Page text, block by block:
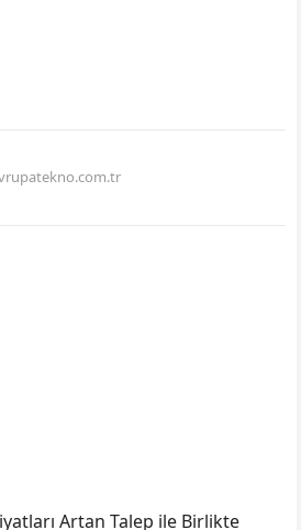
Artan Talep ile Birlikte